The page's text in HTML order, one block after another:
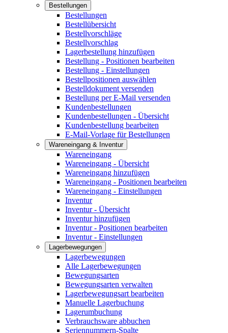
Bestellungen
Bestellungen
Bestellübersicht
Bestellvorschläge
Bestellvorschlag
Lagerbestellung hinzufügen
Bestellung - Positionen bearbeiten
Bestellung - Einstellungen
Bestellpositionen auswählen
Bestelldokument versenden
Bestellung per E-Mail versenden
Kundenbestellungen
Kundenbestellungen - Übersicht
Kundenbestellung bearbeiten
E-Mail-Vorlage für Bestellungen
Wareneingang & Inventur
Wareneingang
Wareneingang - Übersicht
Wareneingang hinzufügen
Wareneingang - Positionen bearbeiten
Wareneingang - Einstellungen
Inventur
Inventur - Übersicht
Inventur hinzufügen
Inventur - Positionen bearbeiten
Inventur - Einstellungen
Lagerbewegungen
Lagerbewegungen
Alle Lagerbewegungen
Bewegungsarten
Bewegungsarten verwalten
Lagerbewegungsart bearbeiten
Manuelle Lagerbuchung
Lagerumbuchung
Verbrauchsware abbuchen
Seriennummern-Spalte